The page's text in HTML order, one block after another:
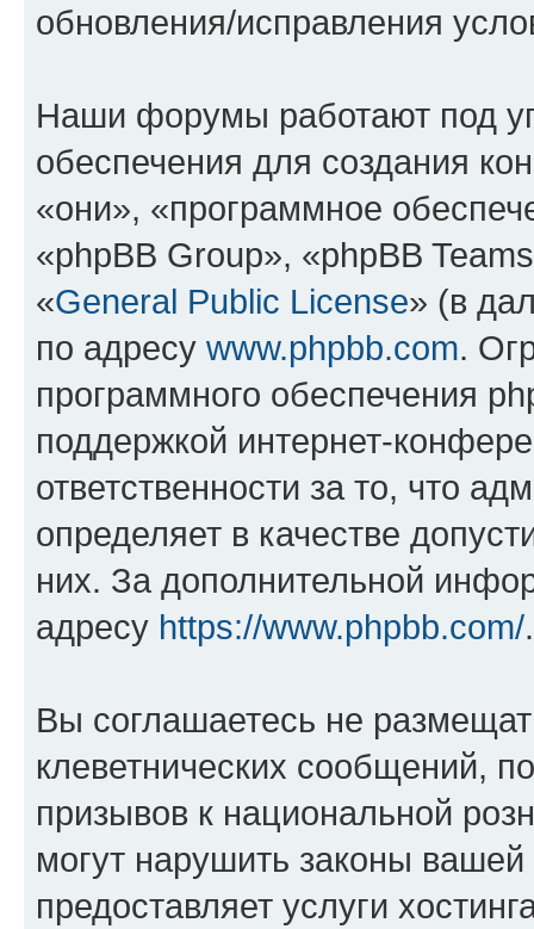
обновления/исправления
Наши форумы работают под
обеспечения для создания
«они», «программное
«phpBB Group», «phpBB
«General Public License» (в
по адресу www.phpbb.com.
программного обеспечения
поддержкой интернет-
ответственности за то, что
определяет в качестве
них. За дополнительной
адресу https://www.phpbb.com/.
Вы соглашаетесь не
клеветнических сообщений,
призывов к национальной
могут нарушить законы
предоставляет услуги